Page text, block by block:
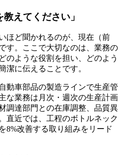
教えてください」
ほど聞かれるのが、現在（前
す。ここで大切なのは、業務の
のような役割を担い、どのよう
潔に伝えることです。
動車部品の製造ラインで生産管
な業務は月次・週次の生産計画
調達部門との在庫調整、品質異
直近では、工程のボトルネック
8%改善する取り組みをリード